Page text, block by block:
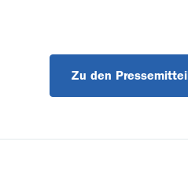
Zu den